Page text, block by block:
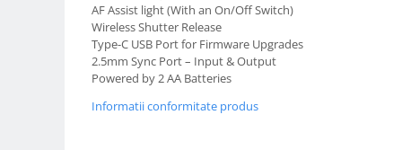
Acumulatori AA/AAA (R6/R3)) si
Incarcatoare acumulatori Foto-
AF Assist light (With an On/Off Switch)
Wireless Shutter Release
Type-C USB Port for Firmware Upgrades
2.5mm Sync Port – Input & Output
Powered by 2 AA Batteries
Informatii conformitate produs